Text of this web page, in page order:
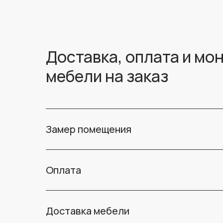
Доставка, оплата и
мебели на заказ
Замер помещения
Оплата
Доставка мебели